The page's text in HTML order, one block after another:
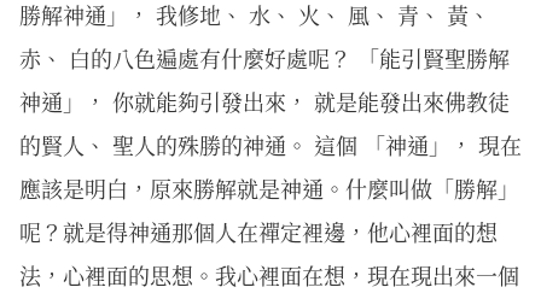
勝解神通」， 我修地、 水、 火、 風、 青、 黃、
赤、 白的八色遍處有什麼好處呢？ 「能引賢聖勝解
神通」， 你就能夠引發出來， 就是能發出來佛教徒
的賢人、 聖人的殊勝的神通。 這個 「神通」， 現在
應該是明白，原來勝解就是神通。什麼叫做「勝解」
呢？就是得神通那個人在禪定裡邊，他心裡面的想
法，心裡面的思想。我心裡面在想，現在現出來一個